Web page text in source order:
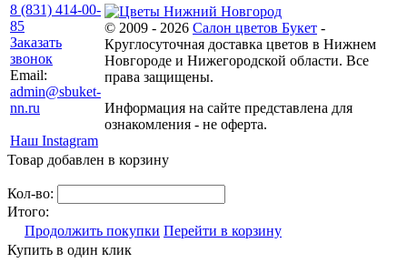
8 (831) 414-00-
85
Заказать
звонок
Email:
admin@sbuket-
nn.ru
Наш Instagram
© 2009 - 2026 Салон цветов Букет -
Круглосуточная доставка цветов в Нижнем
Новгороде и Нижегородской области. Все
права защищены.
Информация на сайте представлена для
ознакомления - не оферта.
Товар добавлен в корзину
Кол-во:
Итого:
Продолжить покупки Перейти в корзину
Купить в один клик